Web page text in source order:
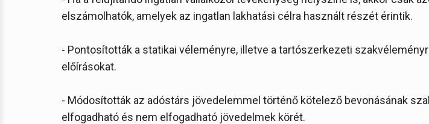
elszámolhatók, amelyek az ingatlan lakhatási célra használt részét érintik.
- Pontosították a statikai véleményre, illetve a tartószerkezeti
előírásokat.
- Módosították az adóstárs jövedelemmel történő kötelező bevonásának
elfogadható és nem elfogadható jövedelmek körét.